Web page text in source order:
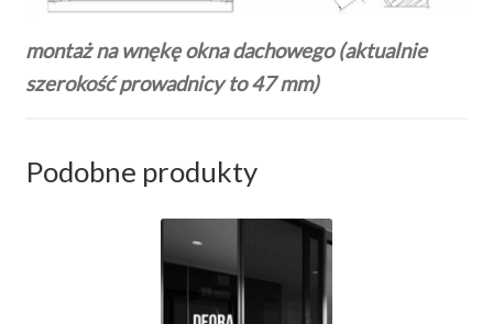
montaż na wnękę okna dachowego (aktualnie
szerokość prowadnicy to 47 mm)
Podobne produkty